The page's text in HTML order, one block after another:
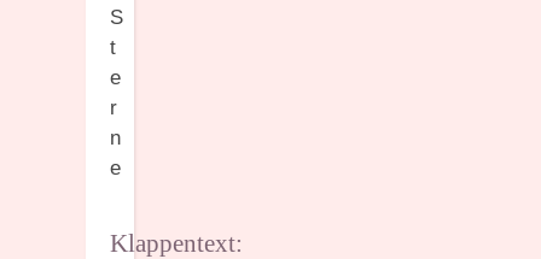
S
t
e
r
n
e
Klappentext: